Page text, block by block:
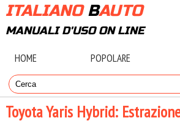
ITALIANOBAUTO
MANUALI D'USO ON LINE
HOME POPOLARE
Toyota Yaris Hybrid: